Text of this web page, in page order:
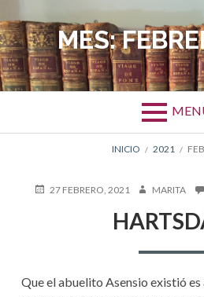
al
contenido MES:
ENLACES
DE
LA
INICIO 2021
PUBLICADO
27 FEBRERO, 2021 AUTORMARITA
Que el abuelito Asensio existió es